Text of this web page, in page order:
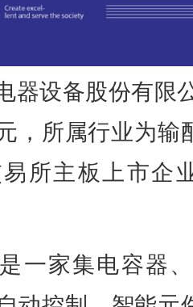
器设备股份有限
，所属行业为输
所主板上市企
一家集电容器